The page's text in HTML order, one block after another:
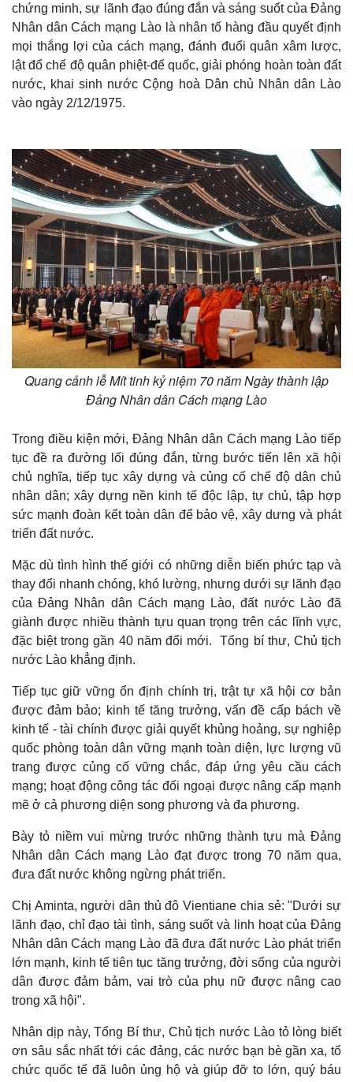
Bất động sản
Khởi nghiệp
Giá vàng
Tiêu dùng
Tỷ giá
Chứng khoán
Giá cà phê
chứng minh, sự lãnh đạo đúng đắn và sáng suốt của Đảng
Nhân dân Cách mạng Lào là nhân tố hàng đầu quyết định
mọi thắng lợi của cách mạng, đánh đuổi quân xâm lược,
lật đổ chế độ quân phiệt-đế quốc, giải phóng hoàn toàn đất
nước, khai sinh nước Cộng hoà Dân chủ Nhân dân Lào
vào ngày 2/12/1975.
Quang cảnh lễ Mít tinh kỷ niệm 70 năm Ngày thành lập
Đảng Nhân dân Cách mạng Lào
Trong điều kiện mới, Đảng Nhân dân Cách mạng Lào tiếp
tục đề ra đường lối đúng đắn, từng bước tiến lên xã hội
chủ nghĩa, tiếp tục xây dựng và củng cố chế độ dân chủ
nhân dân; xây dựng nền kinh tế độc lập, tự chủ, tập hợp
sức mạnh đoàn kết toàn dân để bảo vệ, xây dưng và phát
triển đất nước.
Mặc dù tình hình thế giới có những diễn biến phức tạp và
thay đổi nhanh chóng, khó lường, nhưng dưới sự lãnh đạo
của Đảng Nhân dân Cách mạng Lào, đất nước Lào đã
giành được nhiều thành tựu quan trọng trên các lĩnh vực,
đặc biệt trong gần 40 năm đổi mới. Tổng bí thư, Chủ tịch
nước Lào khẳng định.
Tiếp tục giữ vững ổn định chính trị, trật tự xã hội cơ bản
được đảm bảo; kinh tế tăng trưởng, vấn đề cấp bách về
kinh tế - tài chính được giải quyết khủng hoảng, sự nghiệp
quốc phòng toàn dân vững mạnh toàn diện, lực lượng vũ
trang được củng cố vững chắc, đáp ứng yêu cầu cách
mạng; hoạt động công tác đối ngoại được nâng cấp mạnh
mẽ ở cả phương diện song phương và đa phương.
Bày tỏ niềm vui mừng trước những thành tựu mà Đảng
Nhân dân Cách mạng Lào đạt được trong 70 năm qua,
đưa đất nước không ngừng phát triển.
Chị Aminta, người dân thủ đô Vientiane chia sẻ: "Dưới sự
lãnh đạo, chỉ đạo tài tình, sáng suốt và linh hoạt của Đảng
Nhân dân Cách mạng Lào đã đưa đất nước Lào phát triển
lớn mạnh, kinh tế tiên tục tăng trưởng, đời sống của người
dân được đảm bảm, vai trò của phụ nữ được nâng cao
trong xã hội".
Nhân dịp này, Tổng Bí thư, Chủ tịch nước Lào tỏ lòng biết
ơn sâu sắc nhất tới các đảng, các nước bạn bè gần xa, tổ
chức quốc tế đã luôn ủng hộ và giúp đỡ to lớn, quý báu